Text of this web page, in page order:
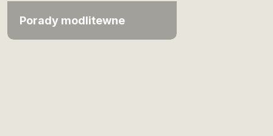
Porady modlitewne